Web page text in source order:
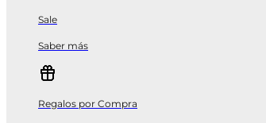
Sale
Saber más
Regalos por Compra